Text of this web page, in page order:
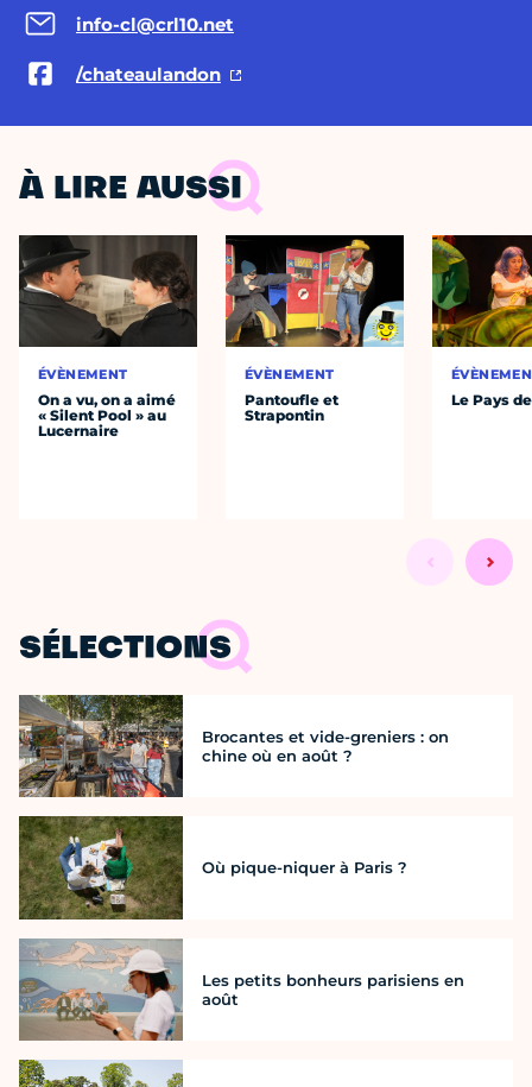
info-cl@crl10.net
/chateaulandon
À LIRE AUSSI
ÉVÈNEMENT
On a vu, on a aimé
« Silent Pool » au
Lucernaire
ÉVÈNEMENT
Pantoufle et
Strapontin
Le Pays
SÉLECTIONS
Brocantes et vide-greniers : on
chine où en août ?
Où pique-niquer à Paris ?
Les petits bonheurs parisiens en
août